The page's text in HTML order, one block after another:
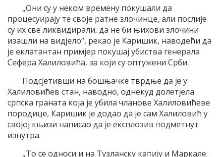
„Они су у неком времену покушали да
процесуирају те своје ратне злочинце, али послије
су их све ликвидирали, да не би њихови злочини
изашли на видјело“, рекао је Каришик, наводећи да
је еклатантан примјер покушај убиства генерала
Сефера Халиловића, за који су оптужени Срби.
Подсјетивши на бошњачке тврдње да је у
Халиловићев стан, наводно, однекуд долетјела
српска граната која је убила чланове Халиловићеве
породице, Каришик је додао да је сам Халиловић у
својој књизи написао да је експлозив подметнут
изнутра.
„То се односи и на Тузланску капију и Маркале.